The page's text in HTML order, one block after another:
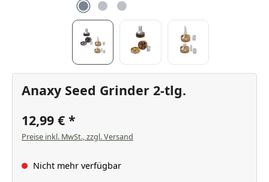
Anaxy Seed Grinder 2-tlg.
12,99 €
Preise inkl. MwSt., zzgl. Versand
Nicht mehr verfügbar